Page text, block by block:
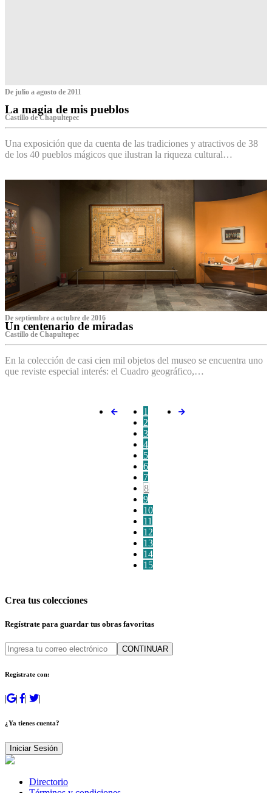
De julio a agosto de 2011
La magia de mis pueblos
Castillo de Chapultepec
Una exposición que da cuenta de las tradiciones y atractivos de 38
de los 40 pueblos mágicos que ilustran la riqueza cultural…
De septiembre a octubre de 2016
Un centenario de miradas
Castillo de Chapultepec
En la colección de casi cien mil objetos del museo se encuentra uno
que reviste especial interés: el Cuadro geográfico,…
1
2
3
4
5
6
7
8
9
10
11
12
13
14
15
Crea tus colecciones
Regístrate para guardar tus obras favoritas
CONTINUAR
Regístrate con:
| | | |
¿Ya tienes cuenta?
Iniciar Sesión
Directorio